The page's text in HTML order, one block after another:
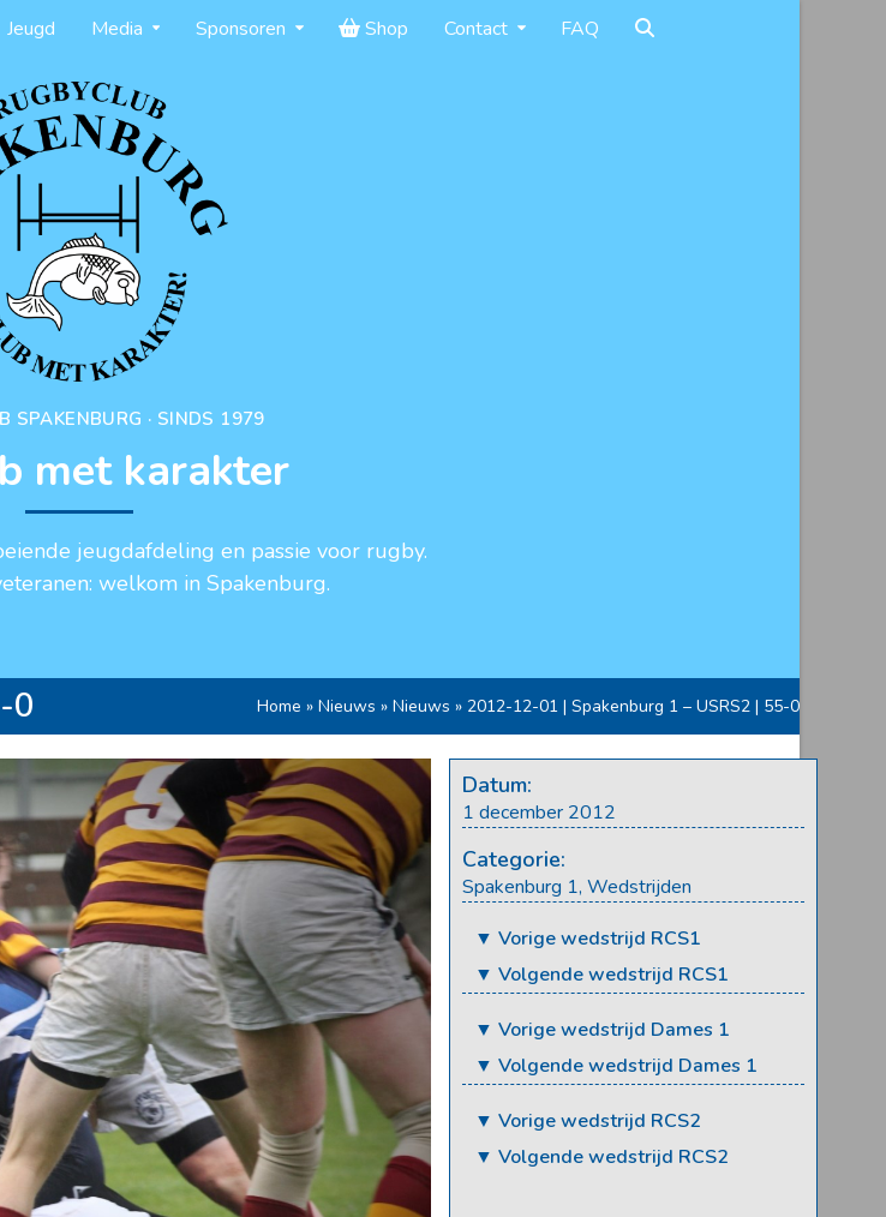
Jeugd Media Sponsoren Shop Contact FAQ
SPAKENBURG · SINDS 1979
met karakter
jeugdafdeling en passie voor rugby.
welkom in Spakenburg.
0 Home » Nieuws » Nieuws » 2012-12-01 | Spakenburg 1 – USRS2 | 55-0
Datum:
1 december 2012
Categorie:
Spakenburg 1, Wedstrijden
▼ Vorige wedstrijd RCS1
▼ Volgende wedstrijd RCS1
▼ Vorige wedstrijd Dames 1
▼ Volgende wedstrijd Dames 1
▼ Vorige wedstrijd RCS2
▼ Volgende wedstrijd RCS2